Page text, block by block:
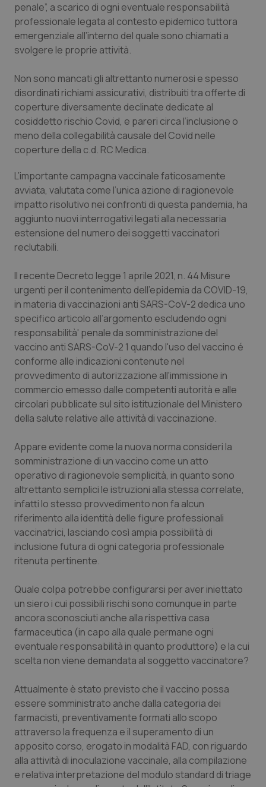
QS Pro
Professionisti Sanitari.AI
Abruzzo
Basilicata
Calabria
Campania
Emilia-Romagna
Friuli Venezia Giulia
Lazio
Liguria
Lombardia
Marche
Molise
Piemonte
Provincia Autonoma di Bolzano
Provincia Autonoma di Trento
Puglia
Sardegna
Toscana
Umbria
Veneto
QS Pro Gold
Artrite & artrosi
Asma & BPCO
Car-T
Colesterolo & coronaropatie
Dermatite Atopica
Diabete & glucometri
Disturbi dell’umore
Dolore
Donna & Salute
Epatiti
HIV
Infezioni & Febbre
Ipertensione & Scompenso
Malattie rare
Malattia di Crohn & Rettocolite Ulcerosa
Obesità
Oftalmologia
Oncoematologia
Oncologia & Nutrizione
Psoriasi & pelle
QS Club Newsletter
penale”, a scarico di ogni eventuale responsabilità
professionale legata al contesto epidemico tuttora
emergenziale all’interno del quale sono chiamati a
svolgere le proprie attività.
Non sono mancati gli altrettanto numerosi e spesso
disordinati richiami assicurativi, distribuiti tra offerte di
coperture diversamente declinate dedicate al
cosiddetto rischio Covid, e pareri circa l’inclusione o
meno della collegabilità causale del Covid nelle
coperture della c.d. RC Medica.
L’importante campagna vaccinale faticosamente
avviata, valutata come l’unica azione di ragionevole
impatto risolutivo nei confronti di questa pandemia, ha
aggiunto nuovi interrogativi legati alla necessaria
estensione del numero dei soggetti vaccinatori
reclutabili.
Il recente Decreto legge 1 aprile 2021, n. 44 Misure
urgenti per il contenimento dell'epidemia da COVID-19,
in materia di vaccinazioni anti SARS-CoV-2 dedica uno
specifico articolo all’argomento escludendo ogni
responsabilità' penale da somministrazione del
vaccino anti SARS-CoV-2 1 quando l'uso del vaccino é
conforme alle indicazioni contenute nel
provvedimento di autorizzazione all'immissione in
commercio emesso dalle competenti autorità e alle
circolari pubblicate sul sito istituzionale del Ministero
della salute relative alle attività di vaccinazione.
Appare evidente come la nuova norma consideri la
somministrazione di un vaccino come un atto
operativo di ragionevole semplicità, in quanto sono
altrettanto semplici le istruzioni alla stessa correlate,
infatti lo stesso provvedimento non fa alcun
riferimento alla identità delle figure professionali
vaccinatrici, lasciando così ampia possibilità di
inclusione futura di ogni categoria professionale
ritenuta pertinente.
Quale colpa potrebbe configurarsi per aver iniettato
un siero i cui possibili rischi sono comunque in parte
ancora sconosciuti anche alla rispettiva casa
farmaceutica (in capo alla quale permane ogni
eventuale responsabilità in quanto produttore) e la cui
scelta non viene demandata al soggetto vaccinatore?
Attualmente è stato previsto che il vaccino possa
essere somministrato anche dalla categoria dei
farmacisti, preventivamente formati allo scopo
attraverso la frequenza e il superamento di un
apposito corso, erogato in modalità FAD, con riguardo
alla attività di inoculazione vaccinale, alla compilazione
e relativa interpretazione del modulo standard di triage